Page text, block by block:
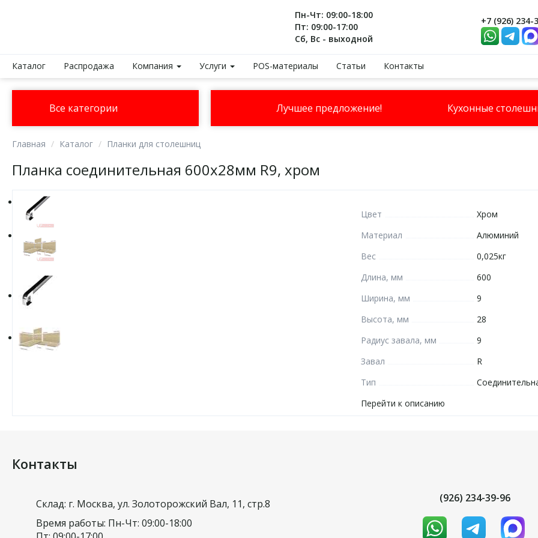
Пн-Чт: 09:00-18:00
Пт: 09:00-17:00
Сб, Вс - выходной
+7 (926) 234-
Каталог Распродажа Компания Услуги POS-материалы Статьи Контакты
Все категории Лучшее предложение! Кухонные
Главная Каталог Планки для столешниц
Планка соединительная 600х28мм R9, хром
Цвет
Хром
Материал
Алюминий
Вес
0,025кг
Длина, мм
600
Ширина, мм
9
Высота, мм
28
Радиус завала, мм
9
Завал
R
Тип
Перейти к описанию
Контакты
Склад: г. Москва, ул. Золоторожский Вал, 11, стр.8
Время работы: Пн-Чт: 09:00-18:00
(926) 234-39-96